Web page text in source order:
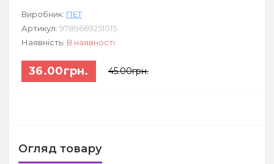
Виробник: ПЕТ
Артикул: 9789669251015
Наявність: В наявності
36.00грн. 45.00грн.
Огляд товару